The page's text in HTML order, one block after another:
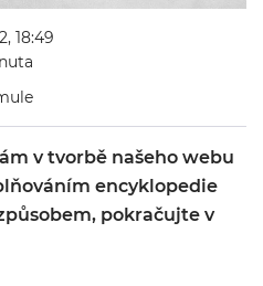
18:49
v tvorbě našeho webu
encyklopedie
pokračujte v